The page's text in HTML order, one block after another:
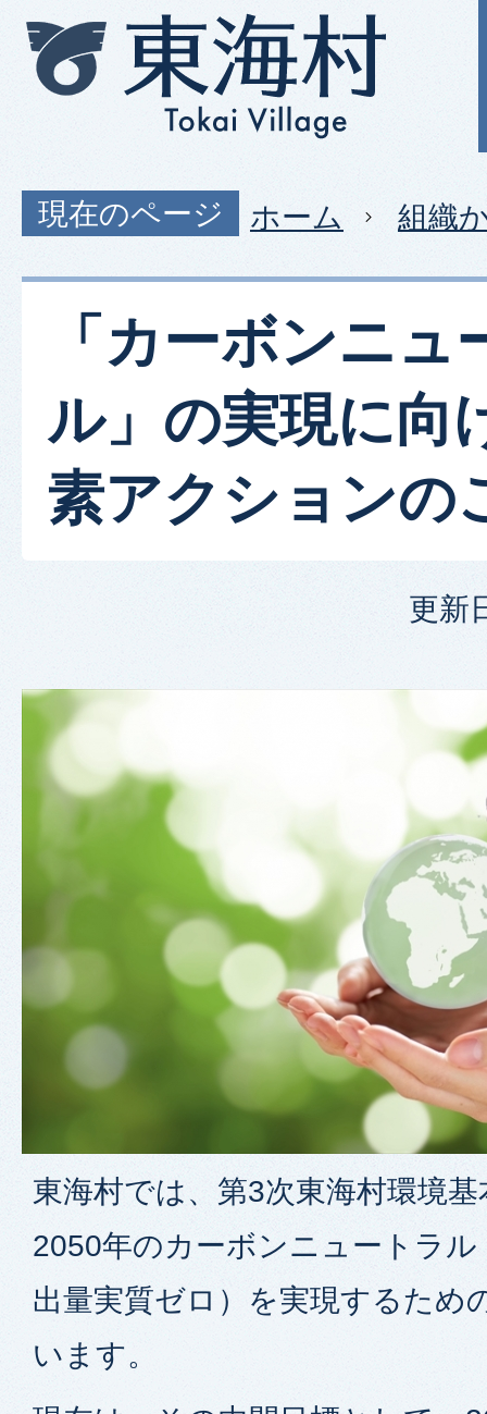
現在のページ ホーム 組織
「カーボンニュ
ル」の実現に向
素アクションの
更新
東海村では、第3次東海村環境
2050年のカーボンニュートラル
出量実質ゼロ）を実現するため
います。